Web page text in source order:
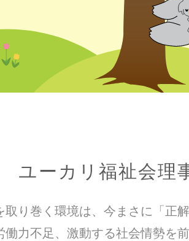
ユーカリ福祉会理
取り巻く環境は、今まさに「正
働力不足、激動する社会情勢を